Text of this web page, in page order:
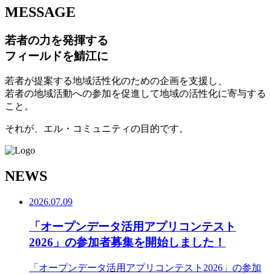
MESSAGE
若者の力を発揮する
フィールドを鯖江に
若者が提案する地域活性化のための企画を支援し、
若者の地域活動への参加を促進して地域の活性化に寄与する
こと。
それが、エル・コミュニティの目的です。
NEWS
2026.07.09
「オープンデータ活用アプリコンテスト
2026」の参加者募集を開始しました！
「オープンデータ活用アプリコンテスト2026」の参加